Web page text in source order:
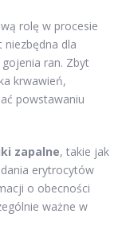
rolę w procesie
niezbędna dla
ran. Zbyt
krwawień,
powstawaniu
zapalne, takie jak
erytrocytów
o obecności
ważne w